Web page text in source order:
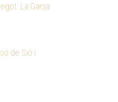
La Garsa
de Sió i